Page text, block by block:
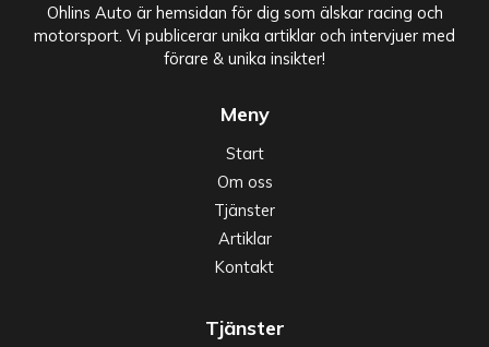
Ohlins Auto är hemsidan för dig som älskar racing och
motorsport. Vi publicerar unika artiklar och intervjuer med
förare & unika insikter!
Meny
Start
Om oss
Tjänster
Artiklar
Kontakt
Tjänster